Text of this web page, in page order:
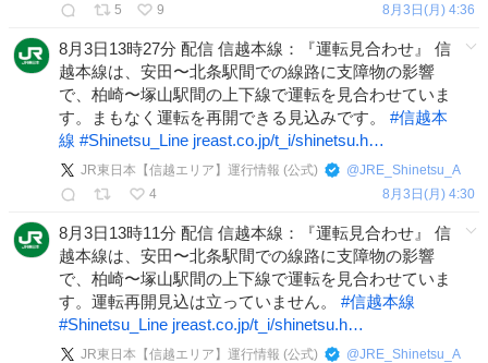
5
9 8月3日(月) 4:36
8月3日13時27分 配信 信越本線：『運転見合わせ』 信
越本線は、安田〜北条駅間での線路に支障物の影響
で、柏崎〜塚山駅間の上下線で運転を見合わせていま
す。まもなく運転を再開できる見込みです。 #信越本
線 #Shinetsu_Line jreast.co.jp/t_i/shinetsu.h…
JR東日本【信越エリア】運行情報 (公式) @JRE_Shinetsu_A
4
8月3日(月) 4:30
8月3日13時11分 配信 信越本線：『運転見合わせ』 信
越本線は、安田〜北条駅間での線路に支障物の影響
で、柏崎〜塚山駅間の上下線で運転を見合わせていま
す。運転再開見込は立っていません。 #信越本線
#Shinetsu_Line jreast.co.jp/t_i/shinetsu.h…
JR東日本【信越エリア】運行情報 (公式) @JRE_Shinetsu_A